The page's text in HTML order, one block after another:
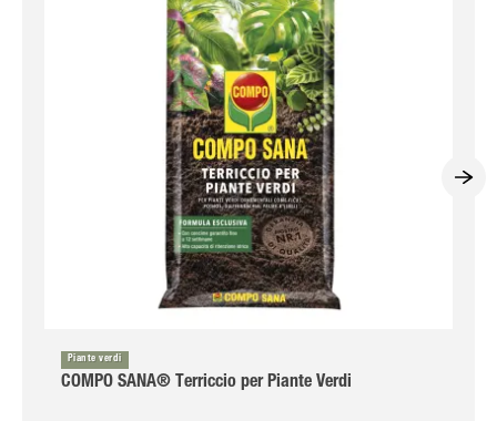
Piante verdi
COMPO SANA® Terriccio per Piante Verdi